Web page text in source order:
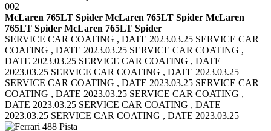
002
McLaren 765LT Spider McLaren 765LT Spider McLaren
765LT Spider McLaren 765LT Spider
SERVICE CAR COATING , DATE 2023.03.25 SERVICE CAR
COATING , DATE 2023.03.25 SERVICE CAR COATING ,
DATE 2023.03.25 SERVICE CAR COATING , DATE
2023.03.25 SERVICE CAR COATING , DATE 2023.03.25
SERVICE CAR COATING , DATE 2023.03.25 SERVICE CAR
COATING , DATE 2023.03.25 SERVICE CAR COATING ,
DATE 2023.03.25 SERVICE CAR COATING , DATE
2023.03.25 SERVICE CAR COATING , DATE 2023.03.25